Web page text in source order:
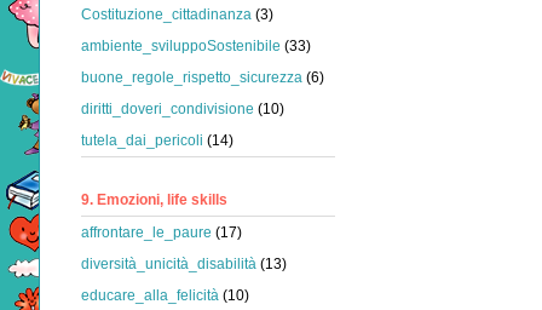
Costituzione_cittadinanza (3)
ambiente_sviluppoSostenibile (33)
buone_regole_rispetto_sicurezza (6)
diritti_doveri_condivisione (10)
tutela_dai_pericoli (14)
9. Emozioni, life skills
affrontare_le_paure (17)
diversità_unicità_disabilità (13)
educare_alla_felicità (10)